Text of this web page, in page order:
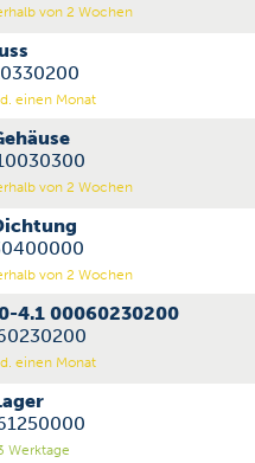
von 2 Wochen
einen Monat
von 2 Wochen
von 2 Wochen
4.1 00060230200
einen Monat
Werktage